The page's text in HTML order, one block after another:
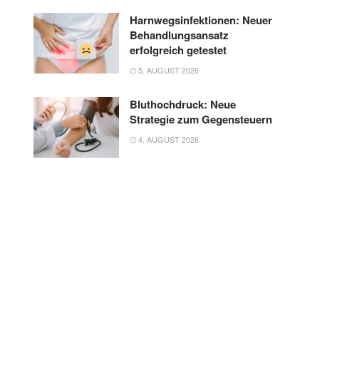
Harnwegsinfektionen: Neuer
Behandlungsansatz
erfolgreich getestet
5. AUGUST 2026
Bluthochdruck: Neue
Strategie zum Gegensteuern
4. AUGUST 2026